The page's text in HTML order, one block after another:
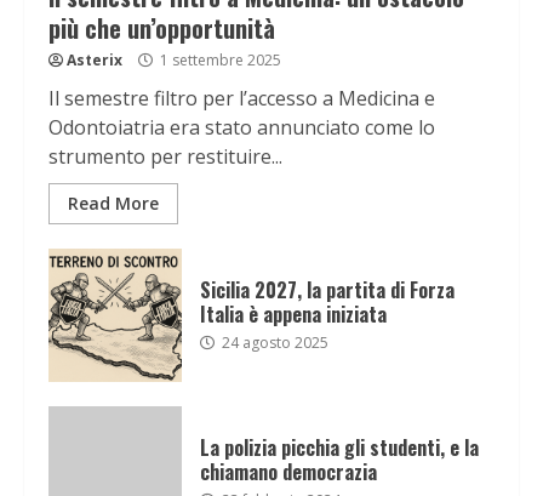
più che un’opportunità
Asterix 1 settembre 2025
Il semestre filtro per l’accesso a Medicina e
Odontoiatria era stato annunciato come lo
strumento per restituire...
Read More
Sicilia 2027, la partita di Forza
Italia è appena iniziata
24 agosto 2025
La polizia picchia gli studenti, e la
chiamano democrazia